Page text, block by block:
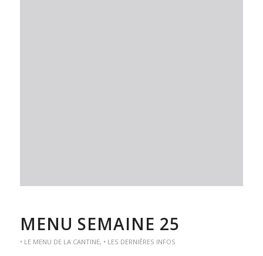
MENU SEMAINE 25
• LE MENU DE LA CANTINE, • LES DERNIÈRES INFOS